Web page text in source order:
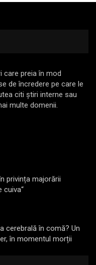
care preia în mod
de încredere pe care le
citi ştiri interne sau
multe domenii.
privința majorării
cuiva“
cerebrală în comă? Un
în momentul morții